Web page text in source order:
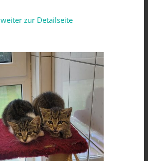
weiter zur Detailseite